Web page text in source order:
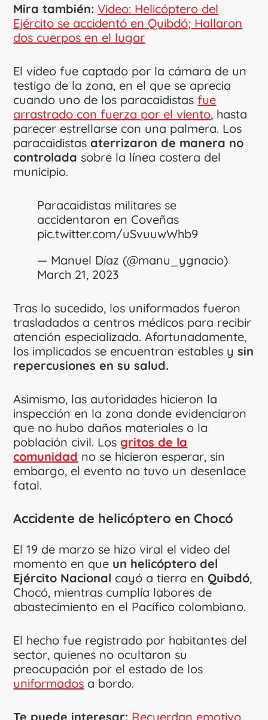
Mira también:Video: Helicóptero del
Ejército se accidentó en Quibdó; Hallaron
dos cuerpos en el lugar
El video fue captado por la cámara de un
testigo de la zona, en el que se aprecia
cuando uno de los paracaidistasfue
arrastrado con fuerza por el viento, hasta
parecer estrellarse con una palmera. Los
paracaidistasaterrizaron de manera no
controlada sobre la línea costera del
municipio.
Paracaidistas militares se
accidentaron en Coveñas
pic.twitter.com/uSvuuwWhb9
— Manuel Díaz (@manu_ygnacio)
March 21, 2023
Tras lo sucedido, los uniformados fueron
trasladados a centros médicos para recibir
atención especializada. Afortunadamente,
los implicados se encuentran estables ysin
repercusiones en su salud.
Asimismo, las autoridades hicieron la
inspección en la zona donde evidenciaron
que no hubo daños materiales o la
población civil. Losgritos de la
comunidad no se hicieron esperar, sin
embargo, el evento no tuvo un desenlace
fatal.
Accidente de helicóptero en Chocó
El 19 de marzo se hizo viral el video del
momento en que un helicóptero del
Ejército Nacional cayó a tierra enQuibdó,
Chocó, mientras cumplía labores de
abastecimiento en el Pacífico colombiano.
El hecho fue registrado por habitantes del
sector, quienes no ocultaron su
preocupación por el estado de los
uniformados a bordo.
Te puede interesar: Recuerdan emotivo